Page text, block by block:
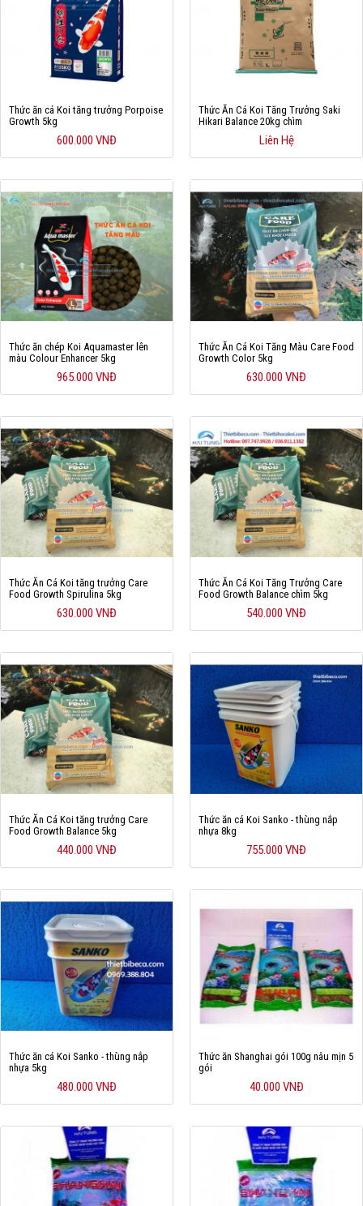
Thức ăn cá Koi tăng trưởng Porpoise
Growth 5kg
600.000 VNĐ
Thức Ăn Cá Koi Tăng Trưởng Saki
Hikari Balance 20kg chìm
Liên Hệ
Thức ăn chép Koi Aquamaster lên
màu Colour Enhancer 5kg
965.000 VNĐ
Thức Ăn Cá Koi Tăng Màu Care Food
Growth Color 5kg
630.000 VNĐ
Thức Ăn Cá Koi tăng trưởng Care
Food Growth Spirulina 5kg
630.000 VNĐ
Thức Ăn Cá Koi Tăng Trưởng Care
Food Growth Balance chìm 5kg
540.000 VNĐ
Thức Ăn Cá Koi tăng trưởng Care
Food Growth Balance 5kg
440.000 VNĐ
Thức ăn cá Koi Sanko - thùng nắp
nhựa 8kg
755.000 VNĐ
Thức ăn cá Koi Sanko - thùng nắp
nhựa 5kg
480.000 VNĐ
Thức ăn Shanghai gói 100g nâu mịn 5
gói
40.000 VNĐ